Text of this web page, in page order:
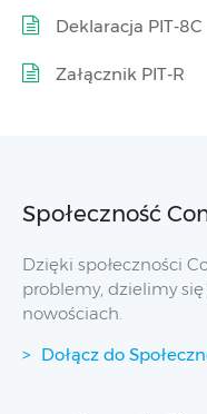
Deklaracja PIT-8C
Załącznik PIT-R
Społeczność
Dzięki społeczności
problemy, dzielimy
nowościach.
Dołącz do